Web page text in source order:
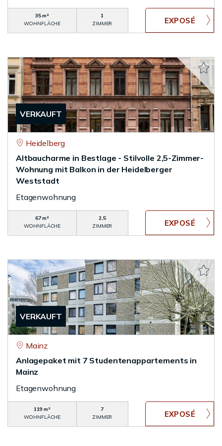
35 m²
WOHNFLÄCHE
1
ZIMMER
VERKAUFT
Heidelberg
Altbaucharme in Bestlage - Stilvolle 2,5-Zimmer-
Wohnung mit Balkon in der Heidelberger
Weststadt
Etagenwohnung
67 m²
WOHNFLÄCHE
2,5
ZIMMER
VERKAUFT
Mainz
Anlagepaket mit 7 Studentenappartements in
Mainz
Etagenwohnung
119 m²
WOHNFLÄCHE
7
ZIMMER